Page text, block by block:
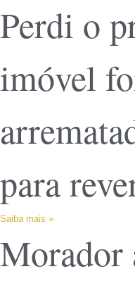
Perdi o
imóvel
para
Saiba mais »
Morador